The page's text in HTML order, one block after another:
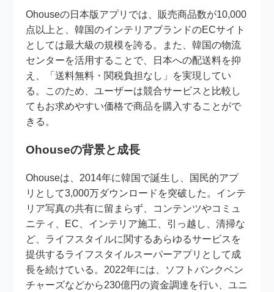
Ohouseの日本版アプリでは、販売商品数が10,000
点以上と、韓国のインテリアブランドのECサイト
としては最大級の規模を誇る。また、韓国の物流
センターを活用することで、日本への配送料を抑
え、「送料無料・関税負担なし」を実現してい
る。このため、ユーザーは競合サービスと比較し
てもお求めやすい価格で商品を購入することがで
きる。
Ohouseの背景と成長
Ohouseは、2014年に韓国で誕生し、国民的アプ
リとして3,000万ダウンロードを突破した。インテ
リア写真の共有に留まらず、コンテンツやコミュ
ニティ、EC、インテリア施工、引っ越し、清掃な
ど、ライフスタイルに関するあらゆるサービスを
提供するライフスタイルスーパーアプリとして成
長を続けている。2022年には、ソフトバンクベン
チャーズなどから230億円の資金調達を行い、ユニ